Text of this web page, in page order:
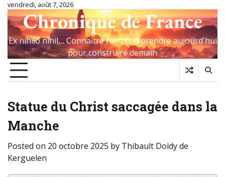
Skip
content
vendredi, août 7, 2026
Chronique de France
Ex nihilo nihil… Connaître hier, comprendre aujourd'hui
pour construire demain
Statue du Christ saccagée dans la
Manche
Posted on 20 octobre 2025 by Thibault Doidy de
Kerguelen